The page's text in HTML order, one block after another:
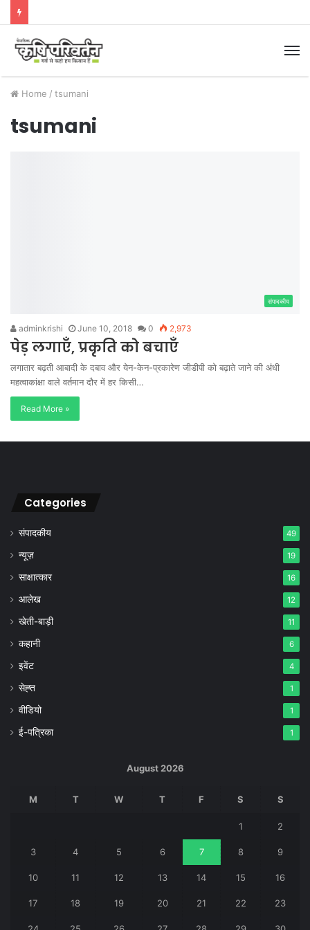
Home / tsumani
tsumani
संपादकीय
adminkrishi June 10, 2018 0 2,973
पेड़ लगाएँ, प्रकृति को बचाएँ
लगातार बढ़ती आबादी के दबाव और येन-केन-प्रकारेण जीडीपी को बढ़ाते जाने की अंधी
महत्वाकांक्षा वाले वर्तमान दौर में हर किसी…
Read More »
Categories
संपादकीय 49
न्यूज़ 19
साक्षात्कार 16
आलेख 12
खेती-बाड़ी 11
कहानी 6
इवेंट 4
सेह्त 1
वीडियो 1
ई-पत्रिका 1
August 2026
M T W T F S S
1 2
3 4 5 6 7 8 9
10 11 12 13 14 15 16
17 18 19 20 21 22 23